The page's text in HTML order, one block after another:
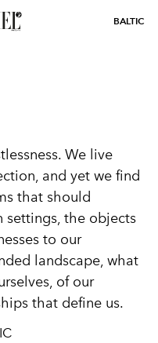
BALTIC
We live
and yet we find
that should
settings, the objects
to our
landscape, what
of our
that define us.